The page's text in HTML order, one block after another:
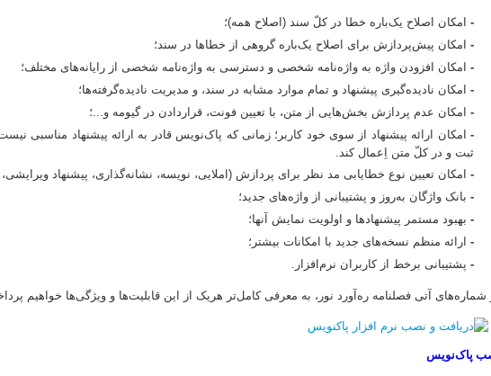
- امکان اصلاح یک‌باره خطا در کلّ سند (اصلاح همه)؛
- امکان پیش‌پردازش برای اصلاح یک‌باره گروهی از خطاها در سند؛
- امکان افزودن واژه به واژه‌نامه شخصی و دسترسی به واژه‌نامه شخصی از رایانه‌های مختلف؛
- امکان نادیده‌گیری پیشنهاد و تمام موارد مشابه در سند، و مدیریت نادیده‌گرفته‌ها؛
- امکان عدم پردازش بخش‌هایی از متن، با تعیین فونت، قراردادن در گیومه و...؛
-
امکان ارائه پیشنهاد از سوی خود کاربر؛ زمانی که پاک‌نویس قادر به ارائه پیشنهاد مناسبی
ثبت و در کلّ متن اِعمال کند.
- امکان تعیین نوع خطایابی مد نظر برای پردازش (املایی، نویسه، نشانه‌گذاری، پیشنهاد
- بانک واژگان به‌روز و پشتیبانی از واژه‌های جدید؛
- بهبود مستمر پیشنهادها و اولویت نمایش آنها؛
- ارائه منظم نسخه‌های جدید با امکانات بیشتر؛
- پشتیبانی برخط از کاربران نرم‌افزار.
شماره‌های آتی فصلنامه ره‌آورد نور، به معرفی کامل‌تر هریک از این قابلیت‌ها و ویژگی‌ها خواهیم
پاک‌نویس